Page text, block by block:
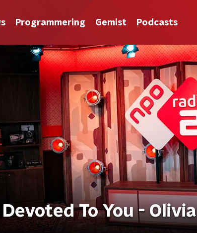
Programmering Gemist Podcasts
To You -